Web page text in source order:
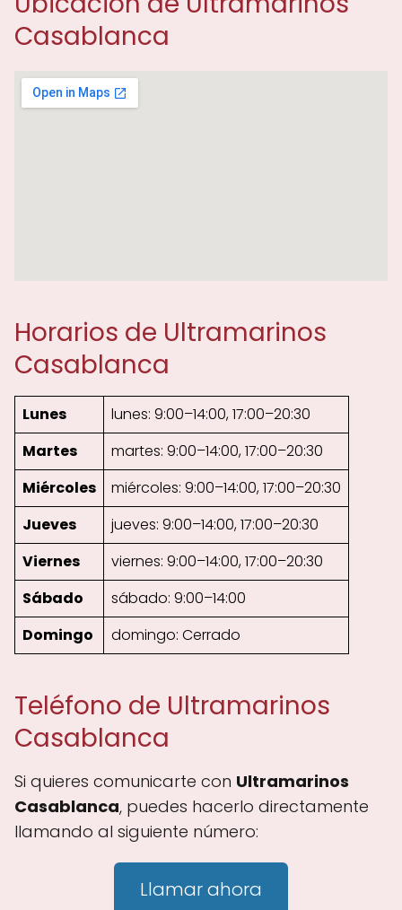
Casablanca
Horarios de Ultramarinos
Casablanca
Lunes
lunes: 9:00–14:00, 17:00–20:30
Martes
martes: 9:00–14:00, 17:00–20:30
Miércoles
miércoles: 9:00–14:00, 17:00–20:30
Jueves
jueves: 9:00–14:00, 17:00–20:30
Viernes
viernes: 9:00–14:00, 17:00–20:30
Sábado
sábado: 9:00–14:00
Domingo
domingo: Cerrado
Teléfono de Ultramarinos
Casablanca
Si quieres comunicarte con Ultramarinos
Casablanca, puedes hacerlo directamente
llamando al siguiente número:
Llamar ahora